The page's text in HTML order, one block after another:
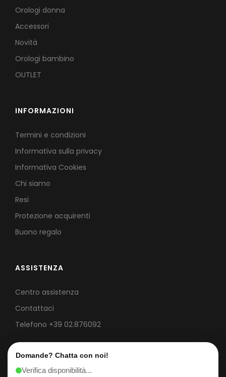
Orologi donna
Accessori
Novità
Orologi bambino
OUTLET
INFORMAZIONI
Termini e condizioni
Informativa sulla privacy
Informativa Cookies
Chi siamo
Resi
Protezione acquirenti
Buono regalo
ASSISTENZA
Centro assistenza
Contattaci
Telefono +39 02.876092
Domande? Chatta con noi!
Verifica disponibilità...